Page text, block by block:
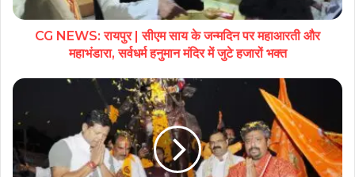
CG NEWS: रायपुर | सीएम साय के जन्मदिन पर महाआरती और
महाभंडारा, सर्वधर्म हनुमान मंदिर में जुटे हजारों भक्त